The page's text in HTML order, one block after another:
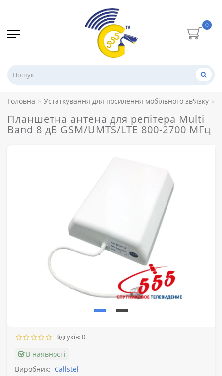
0
Головна Устаткування для посилення мобільного зв'язку
Планшетна антена для репітера Multi
Band 8 дБ GSM/UMTS/LTE 800-2700 МГц
Відгуків: 0
В наявності
Виробник: Callstel